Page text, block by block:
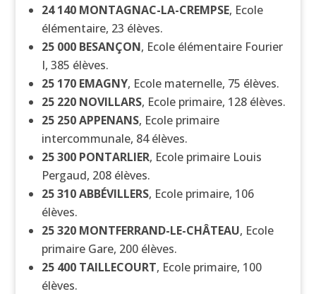
24 140 MONTAGNAC-LA-CREMPSE, Ecole
élémentaire, 23 élèves.
25 000 BESANÇON, Ecole élémentaire Fourier
I, 385 élèves.
25 170 EMAGNY, Ecole maternelle, 75 élèves.
25 220 NOVILLARS, Ecole primaire, 128 élèves.
25 250APPENANS, Ecole primaire
intercommunale, 84 élèves.
25 300 PONTARLIER, Ecole primaire Louis
Pergaud, 208 élèves.
25 310ABBÉVILLERS, Ecole primaire, 106
élèves.
25 320 MONTFERRAND-LE-CHÂTEAU, Ecole
primaire Gare, 200 élèves.
25 400 TAILLECOURT, Ecole primaire, 100
élèves.